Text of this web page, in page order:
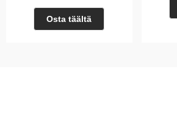
Osta täältä